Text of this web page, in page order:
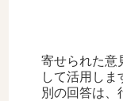
寄せられた意
して活用しま
別の回答は、